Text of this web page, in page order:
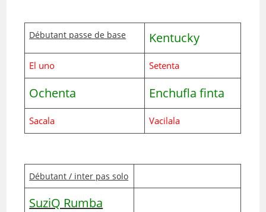
Débutant passe de base Kentucky
El uno Setenta
Ochenta Enchufla finta
Sacala Vacilala
Débutant / inter pas solo
SuziQ Rumba